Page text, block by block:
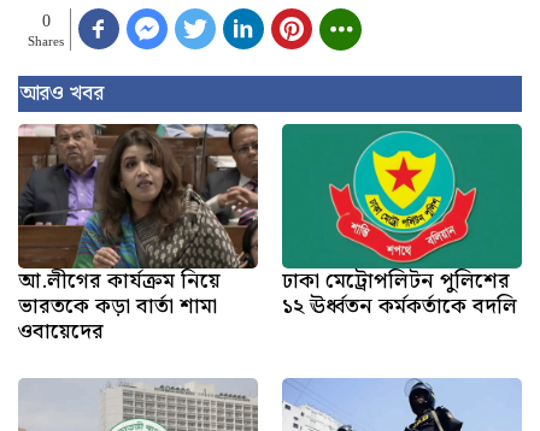
0
Shares
আরও খবর
আ.লীগের কার্যক্রম নিয়ে
ভারতকে কড়া বার্তা শামা
ওবায়েদের
ঢাকা মেট্রোপলিটন পুলিশের
১২ ঊর্ধ্বতন কর্মকর্তাকে বদলি